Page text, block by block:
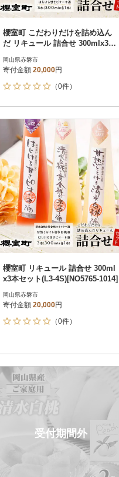
櫻室町 こだわりだけを詰め込ん
だ リキュール 詰合せ 300mlx3本
岡山県赤磐市
寄付金額 20,000円
（0件）
櫻室町 リキュール 詰合せ 300ml
x3本セット(L3-4S)[NO5765-1014]
岡山県赤磐市
寄付金額 20,000円
（0件）
受付期間外